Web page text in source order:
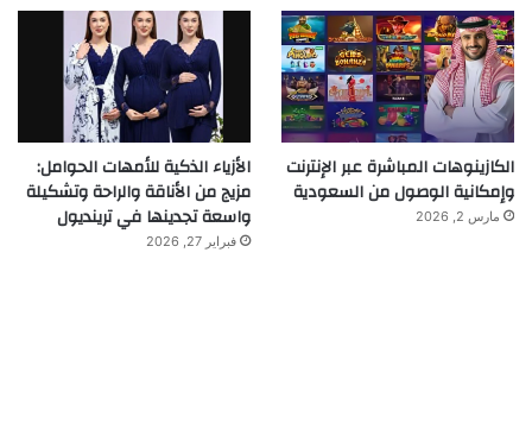
الكازينوهات المباشرة عبر الإنترنت
وإمكانية الوصول من السعودية
مارس 2, 2026
الأزياء الذكية للأمهات الحوامل:
مزيج من الأناقة والراحة وتشكيلة
واسعة تجدينها في ترينديول
فبراير 27, 2026